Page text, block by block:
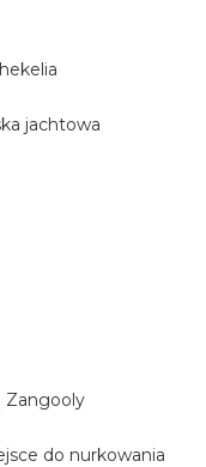
jachtowa
Zangooly
do nurkowania